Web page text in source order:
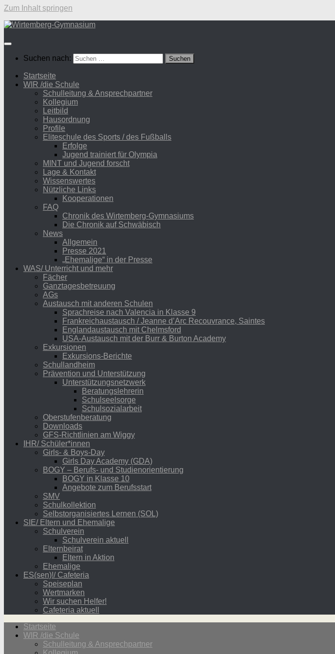
Zum Inhalt springen
Suchen nach:
Startseite
WIR /die Schule
Schulleitung & Ansprechpartner
Kollegium
Leitbild
Hausordnung
Profile
Eliteschule des Sports / des Fußballs
Erfolge
Jugend trainiert für Olympia
MINT und Jugend forscht
Lage & Kontakt
Wissenswertes
Nützliche Links
Kooperationen
FAQ
Chronik des Wirtemberg-Gymnasiums
Die Chronik auf Schwäbisch
News
Allgemein
Presse 2021
„Ehemalige“ in der Presse
WAS/ Unterricht und mehr
Fächer
Ganztagesbetreuung
AGs
Austausch mit anderen Schulen
Sprachreise nach Valencia in Klasse 9
Frankreichaustausch / Jeanne d’Arc Recouvrance, Saintes
Englandaustausch mit Chelmsford
USA-Austausch mit der Burr & Burton Academy
Exkursionen
Exkursions-Berichte
Schullandheim
Prävention und Unterstützung
Unterstützungsnetzwerk
Beratungslehrerin
Schulseelsorge
Schulsozialarbeit
Oberstufenberatung
Downloads
GFS-Richtlinien am Wiggy
IHR/ Schüler*innen
Girls- & Boys-Day
Girls Day Academy (GDA)
BOGY – Berufs- und Studienorientierung
BOGY in Klasse 10
Angebote zum Berufsstart
SMV
Schulkollektion
Selbstorganisiertes Lernen (SOL)
SIE/ Eltern und Ehemalige
Schulverein
Schulverein aktuell
Elternbeirat
Eltern in Aktion
Ehemalige
ES(sen)!/ Cafeteria
Speiseplan
Wertmarken
Wir suchen Helfer!
Cafeteria aktuell
Startseite
WIR /die Schule
Schulleitung & Ansprechpartner